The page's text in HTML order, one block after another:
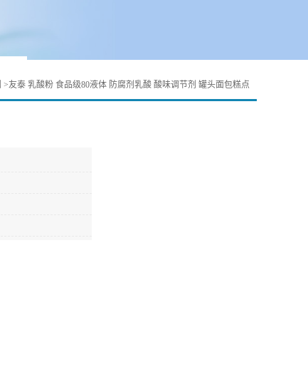
>友泰 乳酸粉 食品级80液体 防腐剂乳酸 酸味调节剂 罐头面包糕点